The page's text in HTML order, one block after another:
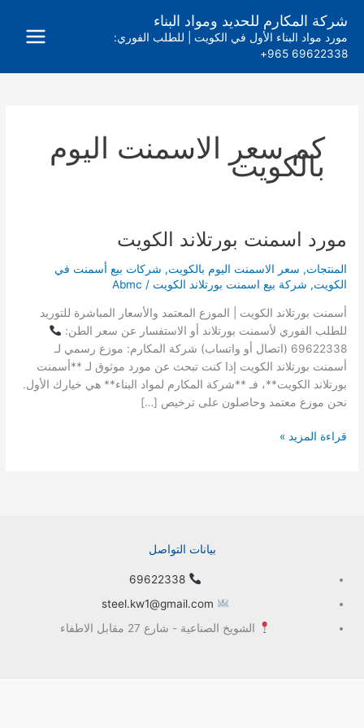
المحتوى
شركة المكارم للحديد ومواد البناء
مورد مواد البناء الأول في الكويت | للطلب الفوري:
69622338 965+
كم سعر الاسمنت اليوم
بالكويت
مورد اسمنت بورتلاند الكويت
المنتجات, سعر الاسمنت اليوم بالكويت, شركات بيع أسمنت في
الكويت, شركة بيع اسمنت بورتلاند الكويت /
Abmc
أسمنت بورتلاند الكويت | الموزع المعتمد والأسعار المباشرة للتوريد
للطلب الفوري لأسمنت بورتلاند أو الاستفسار عن سعر الطن:
69622338 (اتصال أو واتساب) شركة المكارم: موزع رسمي لـ
أسمنت بورتلاند الكويت إذا كنت تبحث عن مورد موثوق لـ **أسمنت
بورتلاند الكويت**، فـ **شركة المكارم لمواد البناء** هي خيارك الأول.
نحن موزع معتمد وحاصلون على ترخيص […]
اسمنت
بورتلاند
الكويت
قراءة المزيد »
بيانات التواصل
69622338
steel.kw1@gmail.com
الشويخ الصناعية - شارع 27 مقابل الاطفاء